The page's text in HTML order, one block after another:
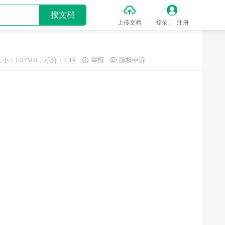
搜文档 
上传文档

登录 注册
小：1.04MB 积分：7.19  举报  版权申诉